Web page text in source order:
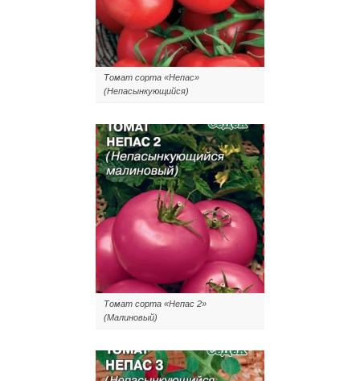
Томат сорта «Непас»
(Непасынкующийся)
Томат сорта «Непас 2»
(Малиновый)